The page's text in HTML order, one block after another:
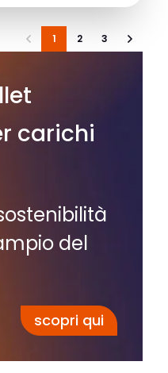
1 2 3
carichi
del
scopri qui